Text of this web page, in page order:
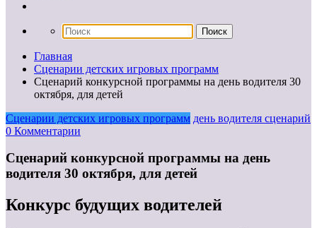
Главная
Сценарии детских игровых программ
Сценарий конкурсной программы на день водителя 30
октября, для детей
Сценарии детских игровых программ день водителя сценарий
0 Комментарии
Сценарий конкурсной программы на день
водителя 30 октября, для детей
Конкурс будущих водителей